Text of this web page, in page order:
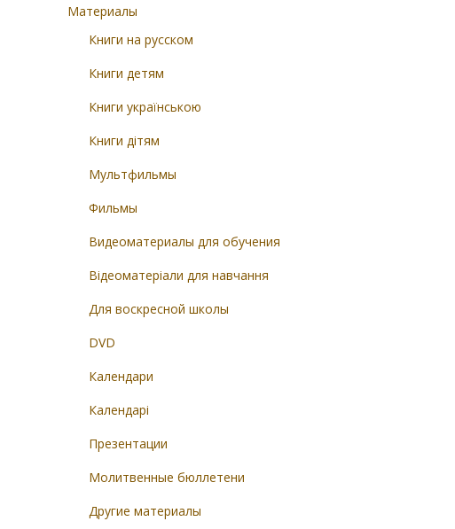
Материалы
Книги на русском
Книги детям
Книги українською
Книги дітям
Мультфильмы
Фильмы
Видеоматериалы для обучения
Відеоматеріали для навчання
Для воскресной школы
DVD
Календари
Календарі
Презентации
Молитвенные бюллетени
Другие материалы